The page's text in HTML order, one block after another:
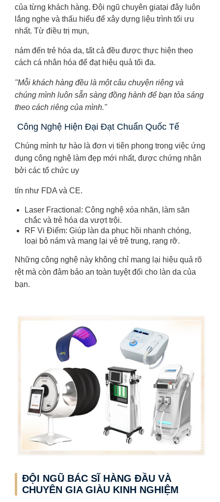
của từng khách hàng. Đội ngũ chuyên giatại đây luôn
lắng nghe và thấu hiểu để xây dựng liệu trình tối ưu
nhất. Từ điều trị mụn,
nám đến trẻ hóa da, tất cả đều được thực hiện theo
cách cá nhân hóa để đạt hiệu quả tối đa.
"Mỗi khách hàng đều là một câu chuyện riêng và
chúng mình luôn sẵn sàng đồng hành để bạn tỏa sáng
theo cách riêng của mình."
Công Nghệ Hiện Đại Đạt Chuẩn Quốc Tế
Chúng mình tự hào là đơn vị tiên phong trong việc ứng
dụng công nghệ làm đẹp mới nhất, được chứng nhận
bởi các tổ chức uy
tín như FDA và CE.
Laser Fractional: Công nghệ xóa nhăn, làm săn
chắc và trẻ hóa da vượt trội.
RF Vi Điểm: Giúp làn da phục hồi nhanh chóng,
loại bỏ nám và mang lại vẻ trẻ trung, rạng rỡ.
Những công nghệ này không chỉ mang lại hiệu quả rõ
rệt mà còn đảm bảo an toàn tuyệt đối cho làn da của
bạn.
ĐỘI NGŨ BÁC SĨ HÀNG ĐẦU VÀ
CHUYÊN GIA GIÀU KINH NGHIỆM